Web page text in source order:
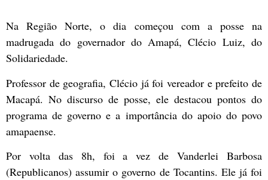
Na Região Norte, o dia começou com a posse na
madrugada do governador do Amapá, Clécio Luiz, do
Solidariedade.
Professor de geografia, Clécio já foi vereador e prefeito de
Macapá. No discurso de posse, ele destacou pontos do
programa de governo e a importância do apoio do povo
amapaense.
Por volta das 8h, foi a vez de Vanderlei Barbosa
(Republicanos) assumir o governo de Tocantins. Ele já foi